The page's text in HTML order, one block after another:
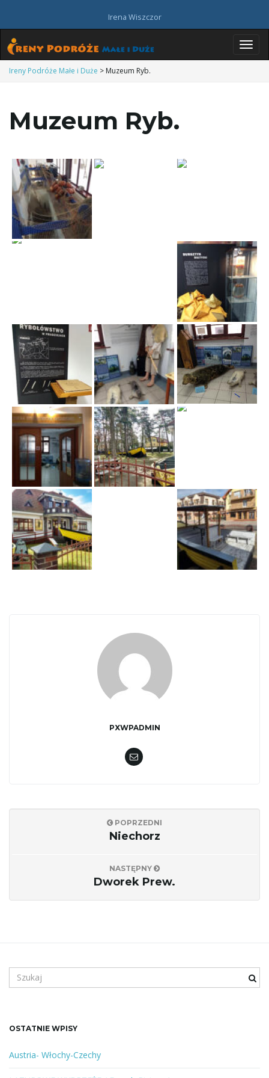
Irena Wiszczor
ł
ą
c
a
Ireny Podróże Małe i Duże > Muzeum Ryb.
Muzeum Ryb.
PXWPADMIN
POPRZEDNI
Niechorz
NASTĘPNY
Dworek Prew.
z
a
e
s
OSTATNIE WPISY
Austria- Włochy-Czechy